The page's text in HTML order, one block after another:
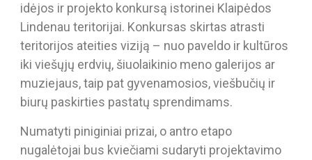
idėjos ir projekto konkursą istorinei Klaipėdos
Lindenau teritorijai. Konkursas skirtas atrasti
teritorijos ateities viziją – nuo paveldo ir kultūros
iki viešųjų erdvių, šiuolaikinio meno galerijos ar
muziejaus, taip pat gyvenamosios, viešbučių ir
biurų paskirties pastatų sprendimams.
Numatyti piniginiai prizai, o antro etapo
nugalėtojai bus kviečiami sudaryti projektavimo